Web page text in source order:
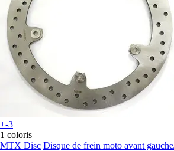
+-3
1 coloris
MTX Disc Disque de frein moto avant